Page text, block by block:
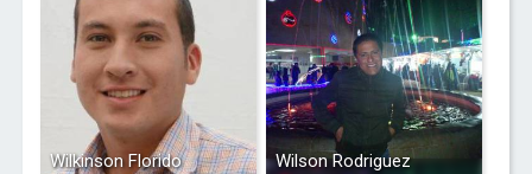
Wilkinson Florido
Wilson Rodriguez